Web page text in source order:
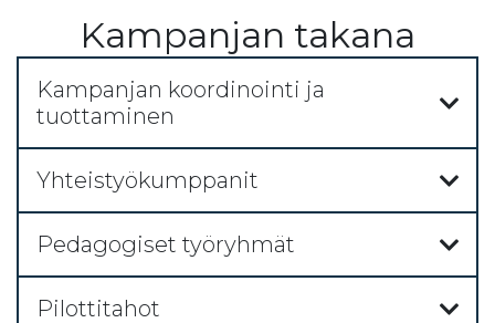
Kampanjan takana
Kampanjan koordinointi ja
tuottaminen
Yhteistyökumppanit
Pedagogiset työryhmät
Pilottitahot